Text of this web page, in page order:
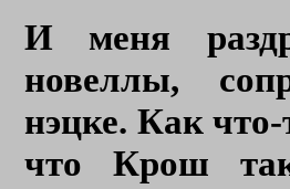
И меня
новеллы,
нэцке. Как
что Крош